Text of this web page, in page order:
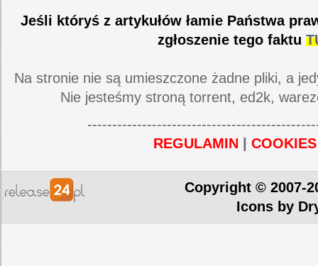
Jeśli któryś z artykułów łamie Państwa
zgłoszenie tego faktu
Na stronie nie są umieszczone żadne pliki, a
Nie jesteśmy stroną torrent, ed2k,
REGULAMIN
COOKIES
Copyright © 2007-
Icons by